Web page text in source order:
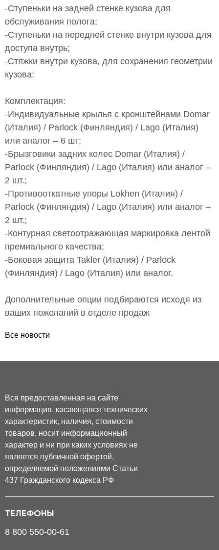
-Ступеньки на задней стенке кузова для
обслуживания полога;
-Ступеньки на передней стенке внутри кузова для
доступа внутрь;
-Стяжки внутри кузова, для сохранения геометрии
кузова;
Комплектация:
-Индивидуальные крылья с кронштейнами Domar
(Италия) / Parlock (Финляндия) / Lago (Италия)
или аналог – 6 шт;
-Брызговики задних колес Domar (Италия) /
Parlock (Финляндия) / Lago (Италия) или аналог –
2 шт.;
-Противооткатные упоры Lokhen (Италия) /
Parlock (Финляндия) / Lago (Италия) или аналог –
2 шт.;
-Контурная светоотражающая маркировка лентой
премиального качества;
-Боковая защита Takler (Италия) / Parlock
(Финляндия) / Lago (Италия) или аналог.
Дополнительные опции подбираются исходя из
ваших пожеланий в отделе продаж
Все новости
Вся предоставленная на сайте
информация, касающаяся технических
характеристик, наличия, стоимости
товаров, носит информационный
характер и ни при каких условиях не
является публичной офертой,
определяемой положениями Статьи
437 Гражданского кодекса РФ
ТЕЛЕФОНЫ
8 800 550-00-61